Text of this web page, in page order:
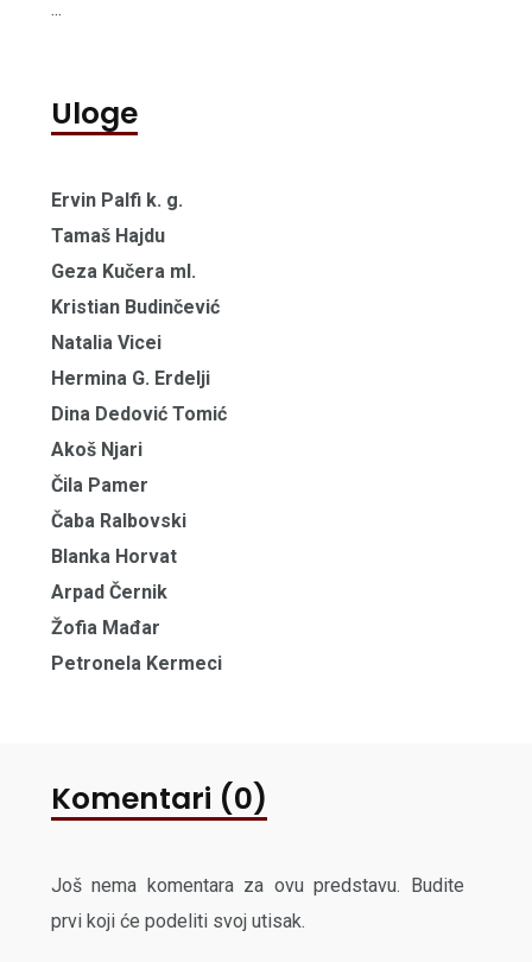
...
Uloge
Ervin Palfi k. g.
Tamaš Hajdu
Geza Kučera ml.
Kristian Budinčević
Natalia Vicei
Hermina G. Erdelji
Dina Dedović Tomić
Akoš Njari
Čila Pamer
Čaba Ralbovski
Blanka Horvat
Arpad Černik
Žofia Mađar
Petronela Kermeci
Komentari (0)
Još nema komentara za ovu predstavu. Budite
prvi koji će podeliti svoj utisak.